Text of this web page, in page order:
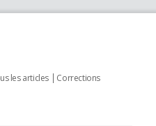
les articles
Corrections